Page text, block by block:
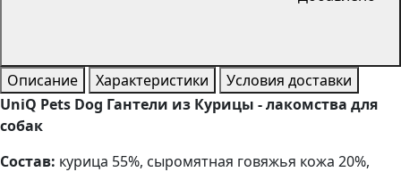
Описание Характеристики
Условия доставки
UniQ Pets Dog Гантели из Курицы - лакомства для
собак
Состав: курица 55%, сыромятная говяжья кожа 20%,